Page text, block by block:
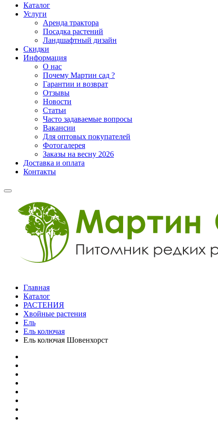
Каталог
Услуги
Аренда трактора
Посадка растений
Ландшафтный дизайн
Скидки
Информация
О нас
Почему Мартин сад ?
Гарантии и возврат
Отзывы
Новости
Статьи
Часто задаваемые вопросы
Вакансии
Для оптовых покупателей
Фотогалерея
Заказы на весну 2026
Доставка и оплата
Контакты
Главная
Каталог
РАСТЕНИЯ
Хвойные растения
Ель
Ель колючая
Ель колючая Шовенхорст